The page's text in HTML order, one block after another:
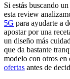
Si estás buscando
esta review
5G para ayudarte a
apostar por una
un diseño más
que da bastante
modelo con otros en
ofertas antes de